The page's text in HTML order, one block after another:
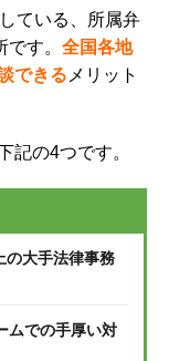
ている、所属弁
す。 全国各地
できる メリット
記の4つです。
の大手法律事務
ムでの手厚い対